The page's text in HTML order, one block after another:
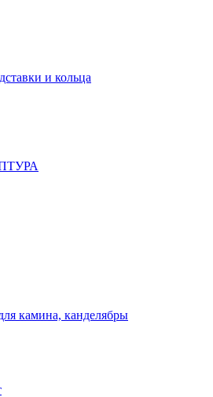
и кольца
камина, канделябры